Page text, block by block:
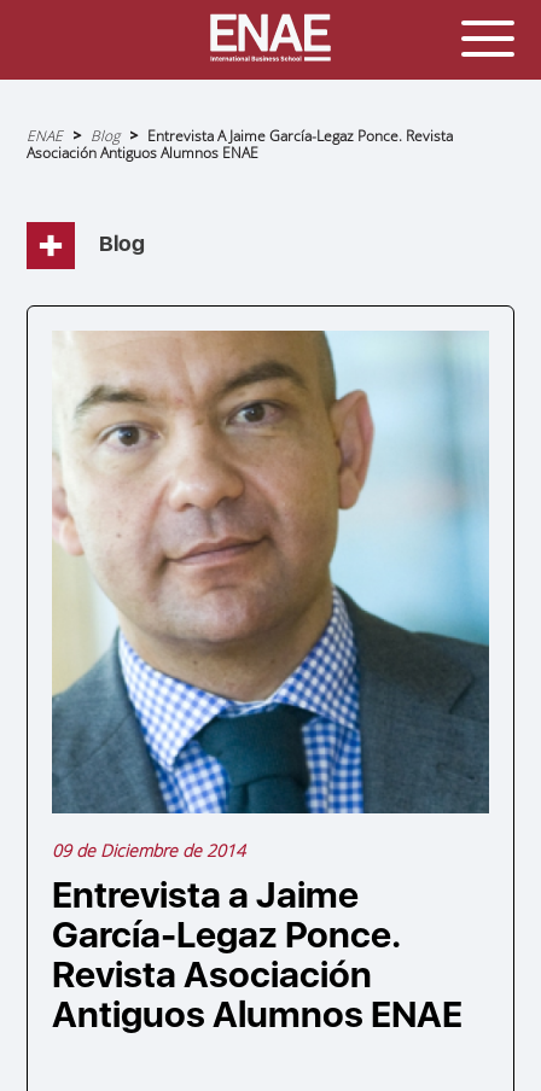
Sobrescribir
enlaces
de
navegación
ENAE Blog
Entrevista A Jaime García-Legaz Ponce. Revista
Asociación Antiguos Alumnos ENAE
Blog
09 de Diciembre de 2014
Entrevista a Jaime
García-Legaz Ponce.
Revista Asociación
Antiguos Alumnos ENAE